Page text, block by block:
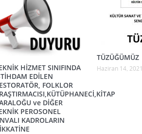
HİZMET SINIFINDA
EDİLEN
FOLKLOR
ve DİĞER
PEROSONEL
KADROLARIN
TÜZÜĞÜMÜZ
Haziran 14, 2021